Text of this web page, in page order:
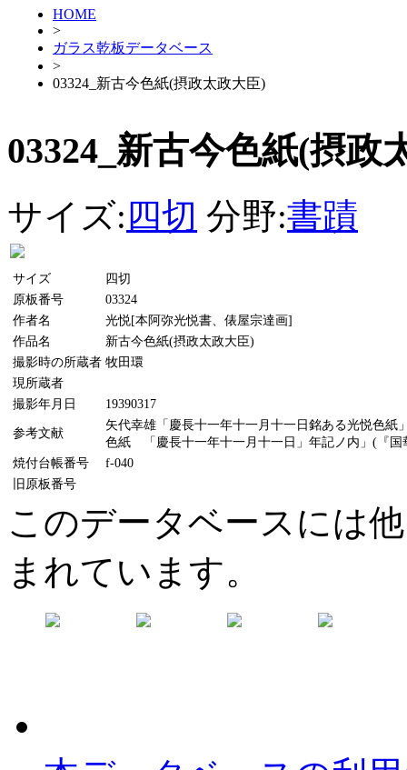
HOME
>
ガラス乾板データベース
>
03324_新古今色紙(摂政太政大臣)
03324_新古今色紙(摂政
サイズ: 四切 分野:書蹟
サイズ
四切
原板番号
03324
作者名
光悦[本阿弥光悦書、俵屋宗達画]
作品名
新古今色紙(摂政太政大臣)
撮影時の所蔵者 牧田環
現所蔵者
撮影年月日
19390317
参考文献
矢代幸雄「慶長十一年十一月十一日銘ある光悦色
色紙 「慶長十一年十一月十一日」年記ノ内」(『国
焼付台帳番号
f-040
旧原板番号
このデータベースには
まれています。